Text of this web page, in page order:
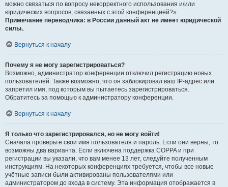
можно связаться по вопросу некорректного использования и/или
юридических вопросов, связанных с этой конференцией?».
Примечание переводчика: в России данный акт не имеет юридической
силы..
Вернуться к началу
Почему я не могу зарегистрироваться?
Возможно, администратор конференции отключил регистрацию новых
пользователей. Также возможно, что он заблокировал ваш IP-адрес или
запретил имя, под которым вы пытаетесь зарегистрироваться.
Обратитесь за помощью к администратору конференции.
Вернуться к началу
Я только что зарегистрировался, но не могу войти!
Сначала проверьте свои имя пользователя и пароль. Если они верны, то
возможны два варианта. Если включена поддержка COPPA и при
регистрации вы указали, что вам менее 13 лет, следуйте полученным
инструкциям. На некоторых конференциях требуется, чтобы все новые
учётные записи были активированы пользователями или
администратором до входа в систему. Эта информация отображается в